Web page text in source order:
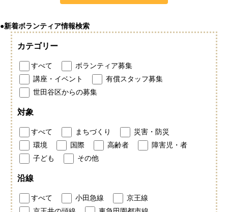
●新着ボランティア情報検索
カテゴリー
すべて
ボランティア募集
講座・イベント
有償スタッフ募集
世田谷区からの募集
対象
すべて まちづくり
災害・防災
環境
国際 高齢者
障害児・者
子ども
その他
沿線
すべて 小田急線
京王線